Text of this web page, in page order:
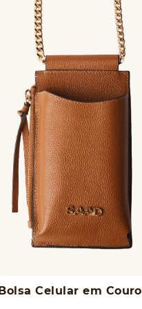
Celular em Couro